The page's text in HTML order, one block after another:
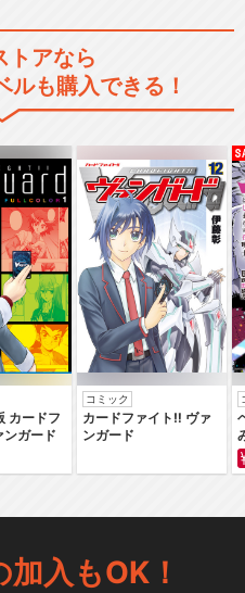
タイムボカン王道復古
イムボカン 2000 怪盗
きらめきマン
イムボカン 逆襲の三悪人
イムボカンシリーズ ヤッ
ノヤッターマン
トアなら
ルも購入できる！
カードフ
ンガード
コミック
カードファイト‼ ヴァ
ンガード
入もOK！